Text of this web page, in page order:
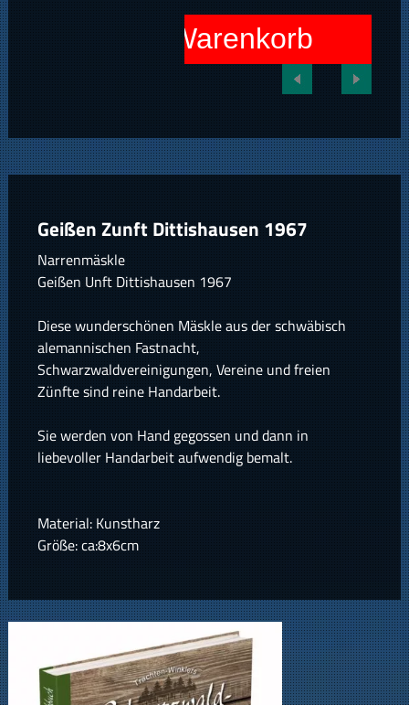
In den Warenkorb
Geißen Zunft Dittishausen 1967
Narrenmäskle
Geißen Unft Dittishausen 1967
Diese wunderschönen Mäskle aus der schwäbisch
alemannischen Fastnacht,
Schwarzwaldvereinigungen, Vereine und freien
Zünfte sind reine Handarbeit.
Sie werden von Hand gegossen und dann in
liebevoller Handarbeit aufwendig bemalt.
Material: Kunstharz
Größe: ca:8x6cm